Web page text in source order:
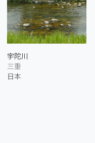
宇陀川
三重
日本